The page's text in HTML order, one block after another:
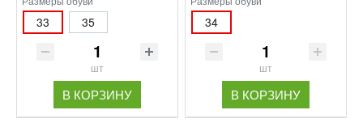
33 35
шт
В КОРЗИНУ
34
шт
В КОРЗИНУ